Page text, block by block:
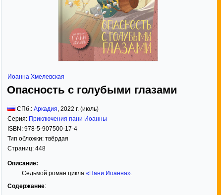
Иоанна Хмелевская
Опасность с голубыми глазами
СПб.: Аркадия, 2022 г. (июль)
Серия: Приключения пани Иоанны
ISBN: 978-5-907500-17-4
Тип обложки: твёрдая
Страниц: 448
Описание:
Седьмой роман цикла «Пани Иоанна».
Содержание: